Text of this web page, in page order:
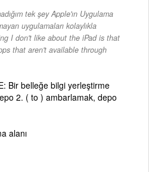
tek şey Apple'ın Uygulama
uygulamaları kolaylıkla
I don't like about the iPad is that
that aren't available through
Bir belleğe bilgi yerleştirme
2. ( to ) ambarlamak, depo
alanı